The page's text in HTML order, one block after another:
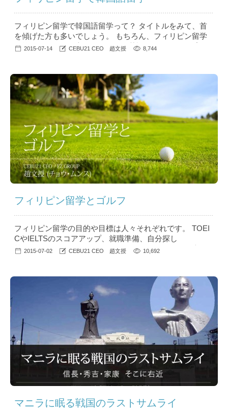
フィリピン留学で韓国語留学って？ タイトルをみて、首
を傾げた方も多いでしょう。 もちろん、フィリピン留学
の第一の目的は、言うまでもなく英語のスキルアップで
す。 フィリピンでの英語学校は数年前から日本人経営の
学校も出始めていますが、そもそも「フィリピン英語留
学」はおよそ20年前から韓国人...
2015-07-14 CEBU21 CEO 趙文授 8,744
フィリピン留学とゴルフ
フィリピン留学の目的や目標は人々それぞれです。 TOEI
CやIELTSのスコアアップ、就職準備、自分探し
等々・・・ 休日も、物価やもろもろのサービスが日本よ
日本よりは格段に安い、ゴルフをご紹介したいと思いま
す。 初心者や、運動の苦手な方でも無理なく身体を動か
2015-07-02 CEBU21 CEO 趙文授 10,692
マニラに眠る戦国のラストサムライ